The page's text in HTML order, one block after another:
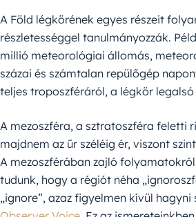
A Föld légkörének egyes részeit
részletességgel tanulmányozzák.
millió meteorológiai állomás,
százai és számtalan repülőgép
teljes troposzféráról, a légkör
A mezoszféra, a sztratoszféra feletti
majdnem az űr széléig ér, viszont
A mezoszférában zajló
tudunk, hogy a régiót néha
„ignore”, azaz figyelmen kívül hagyni